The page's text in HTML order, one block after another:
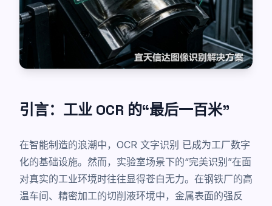
引言：工业 OCR 的“最后一百米”
在智能制造的浪潮中， OCR 文字识别 已成为工厂数字
化的基础设施。然而，实验室场景下的“完美识别”在面
对真实的工业环境时往往显得苍白无力。在钢铁厂的高
温车间、精密加工的切削液环境中，金属表面的强反